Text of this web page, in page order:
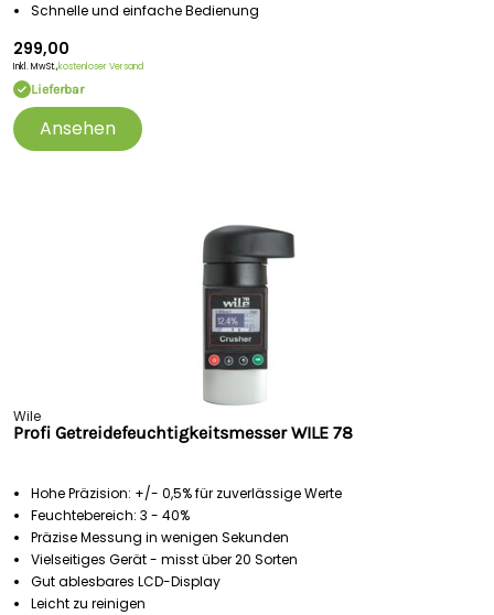
Schnelle und einfache Bedienung
299,00
Inkl. MwSt.,kostenloser Versand
Lieferbar
Ansehen
Wile
Profi Getreidefeuchtigkeitsmesser WILE 78
Hohe Präzision: +/- 0,5% für zuverlässige Werte
Feuchtebereich: 3 - 40%
Präzise Messung in wenigen Sekunden
Vielseitiges Gerät - misst über 20 Sorten
Gut ablesbares LCD-Display
Leicht zu reinigen